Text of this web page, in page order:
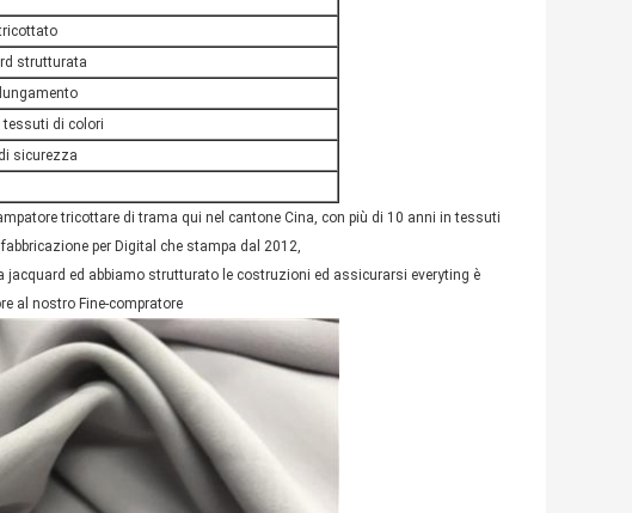
strutturata
tessuti di colori
sicurezza
tricottare di trama qui nel cantone Cina, con più di 10 anni in tessuti
per Digital che stampa dal 2012,
jacquard ed abbiamo strutturato le costruzioni ed assicurarsi everyting è
al nostro Fine-compratore